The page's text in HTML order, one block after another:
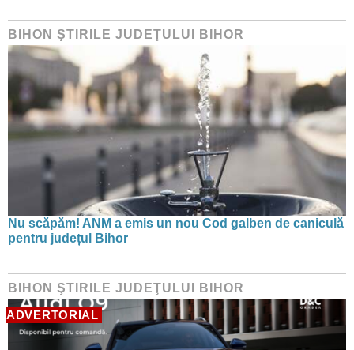
BIHON ŞTIRILE JUDEŢULUI BIHOR
Nu scăpăm! ANM a emis un nou Cod galben de caniculă
pentru județul Bihor
BIHON ŞTIRILE JUDEŢULUI BIHOR
ADVERTORIAL